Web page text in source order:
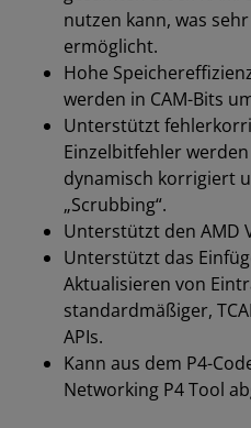
nutzen kann, was sehr
ermöglicht.
Hohe
werden in CAM-Bits
Unterstützt
Einzelbitfehler
dynamisch korrigiert
„Scrubbing“.
Unterstützt den AMD
Unterstützt das
Aktualisieren von
standardmäßiger,
APIs.
Kann aus dem P4-
Networking P4 Tool